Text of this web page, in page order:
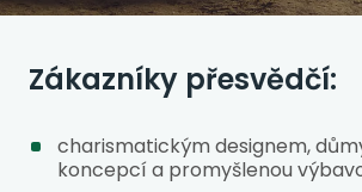
Zákazníky přesvědčí:
charismatickým designem,
koncepcí a promyšlenou